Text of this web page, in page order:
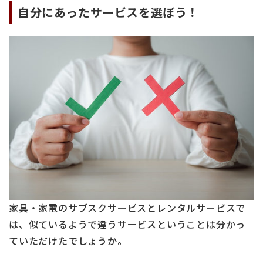
自分にあったサービスを選ぼう！
家具・家電のサブスクサービスとレンタルサービスで
は、似ているようで違うサービスということは分かっ
ていただけたでしょうか。